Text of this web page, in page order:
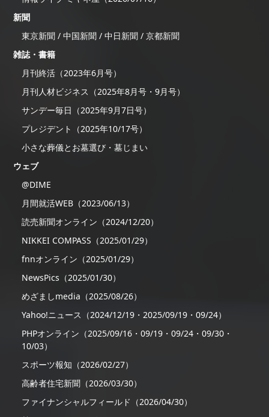
新聞
東京新聞 / 中国新聞 / 中日新聞 / 京都新聞
雑誌・書籍
月刊終活（2023年6月号）
月刊人材ビジネス（2025年8月号・9月号）
サンデー毎日（2025年9月7日号）
プレジデント（2025年10/17号）
小さな葬儀とお墓選び・墓じまい
ウェブ
@DIME
月間就活WEB（2023/06/13）
読売新聞オンライン（2024/12/20）
NIKKEI COMPASS（2025/01/29）
fnnオンライン（2025/01/29）
NewsPics（2025/01/30）
めざましmedia（2025/08/26）
Yahoo!ニュース（2024/12/19・2025/09/19・09/24）
PHPオンライン（2025/09/16・09/19・09/24・09/30・
10/03）
スポーツ報知（2026/02/27）
高齢者住宅新聞（2026/03/30）
ファイナンシャルフィールド（2026/04/30）